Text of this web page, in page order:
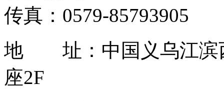
传真：0579-85793905
地 址：中国义乌江滨
座2F